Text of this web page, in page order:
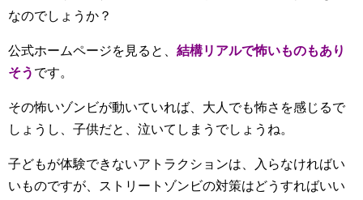
なのでしょうか？
公式ホームページを見ると、 結構リアルで怖いものもあり
そう です。
その怖いゾンビが動いていれば、大人でも怖さを感じるで
しょうし、子供だと、泣いてしまうでしょうね。
子どもが体験できないアトラクションは、入らなければい
いものですが、ストリートゾンビの対策はどうすればいい